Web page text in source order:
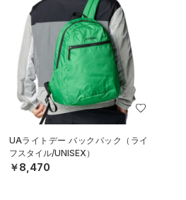
UAライトデー バックパック（ライ
フスタイル/UNISEX）
￥8,470